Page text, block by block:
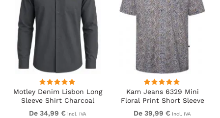
Motley Denim Lisbon Long
Sleeve Shirt Charcoal
De 34,99 € incl. IVA
Kam Jeans 6329 Mini
Floral Print Short Sleeve
Shirt Grey
De 39,99 € incl. IVA